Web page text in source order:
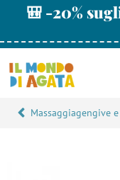
🎒 -20%
Massaggiagengive